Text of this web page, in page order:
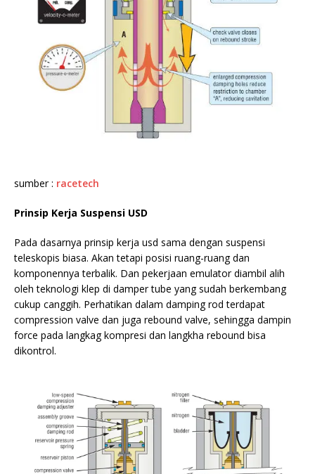
sumber : racetech
Prinsip Kerja Suspensi USD
Pada dasarnya prinsip kerja usd sama dengan suspensi
teleskopis biasa. Akan tetapi posisi ruang-ruang dan
komponennya terbalik. Dan pekerjaan emulator diambil alih
oleh teknologi klep di damper tube yang sudah berkembang
cukup canggih. Perhatikan dalam damping rod terdapat
compression valve dan juga rebound valve, sehingga dampin
force pada langkag kompresi dan langkha rebound bisa
dikontrol.